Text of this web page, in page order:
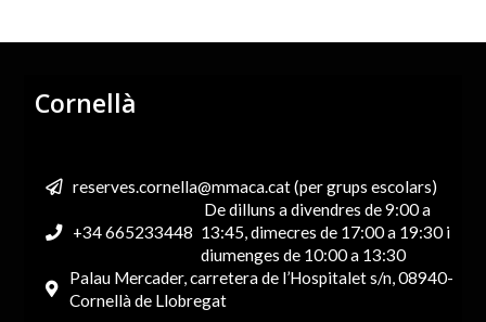
Cornellà
reserves.cornella@mmaca.cat (per grups escolars)
+34 665233448
De dilluns a divendres de 9:00 a
13:45, dimecres de 17:00 a 19:30 i
diumenges de 10:00 a 13:30
Palau Mercader, carretera de l’Hospitalet s/n, 08940-
Cornellà de Llobregat